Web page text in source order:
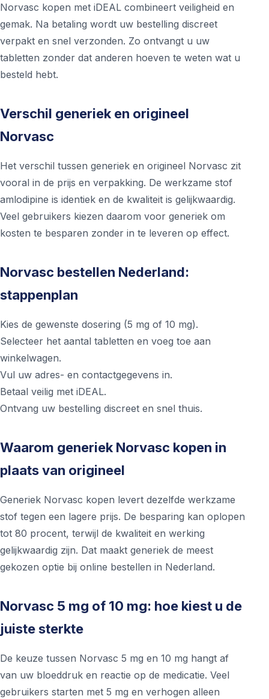
Norvasc kopen met iDEAL combineert veiligheid en
gemak. Na betaling wordt uw bestelling discreet
verpakt en snel verzonden. Zo ontvangt u uw
tabletten zonder dat anderen hoeven te weten wat u
besteld hebt.
Verschil generiek en origineel
Norvasc
Het verschil tussen generiek en origineel Norvasc zit
vooral in de prijs en verpakking. De werkzame stof
amlodipine is identiek en de kwaliteit is gelijkwaardig.
Veel gebruikers kiezen daarom voor generiek om
kosten te besparen zonder in te leveren op effect.
Norvasc bestellen Nederland:
stappenplan
Kies de gewenste dosering (5 mg of 10 mg).
Selecteer het aantal tabletten en voeg toe aan
winkelwagen.
Vul uw adres- en contactgegevens in.
Betaal veilig met iDEAL.
Ontvang uw bestelling discreet en snel thuis.
Waarom generiek Norvasc kopen in
plaats van origineel
Generiek Norvasc kopen levert dezelfde werkzame
stof tegen een lagere prijs. De besparing kan oplopen
tot 80 procent, terwijl de kwaliteit en werking
gelijkwaardig zijn. Dat maakt generiek de meest
gekozen optie bij online bestellen in Nederland.
Norvasc 5 mg of 10 mg: hoe kiest u de
juiste sterkte
De keuze tussen Norvasc 5 mg en 10 mg hangt af
van uw bloeddruk en reactie op de medicatie. Veel
gebruikers starten met 5 mg en verhogen alleen